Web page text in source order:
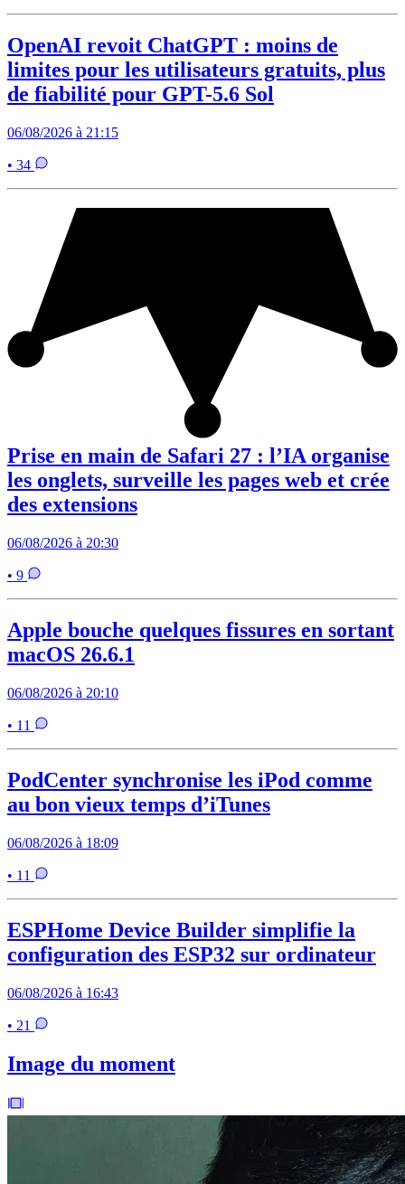
OpenAI revoit ChatGPT : moins de
limites pour les utilisateurs gratuits, plus
de fiabilité pour GPT-5.6 Sol
06/08/2026 à 21:15
• 34
Prise en main de Safari 27 : l’IA organise
les onglets, surveille les pages web et crée
des extensions
06/08/2026 à 20:30
• 9
Apple bouche quelques fissures en sortant
macOS 26.6.1
06/08/2026 à 20:10
• 11
PodCenter synchronise les iPod comme
au bon vieux temps d’iTunes
06/08/2026 à 18:09
• 11
ESPHome Device Builder simplifie la
configuration des ESP32 sur ordinateur
06/08/2026 à 16:43
• 21
Image du moment